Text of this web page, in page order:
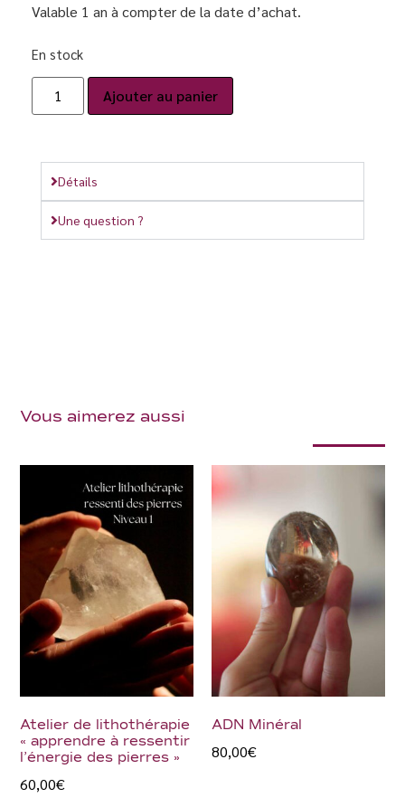
Valable 1 an à compter de la date d’achat.
En stock
Ajouter au panier
Détails
Une question ?
Vous aimerez aussi
Atelier de lithothérapie
« apprendre à ressentir
l’énergie des pierres »
60,00€
ADN Minéral
80,00€